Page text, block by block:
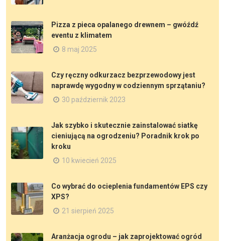
Pizza z pieca opalanego drewnem – gwóźdź
eventu z klimatem
8 maj 2025
Czy ręczny odkurzacz bezprzewodowy jest
naprawdę wygodny w codziennym sprzątaniu?
30 październik 2023
Jak szybko i skutecznie zainstalować siatkę
cieniującą na ogrodzeniu? Poradnik krok po
kroku
10 kwiecień 2025
Co wybrać do ocieplenia fundamentów EPS czy
XPS?
21 sierpień 2025
Aranżacja ogrodu – jak zaprojektować ogród